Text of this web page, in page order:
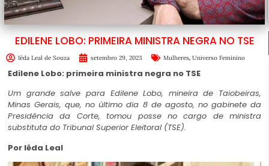
EDILENE LOBO: PRIMEIRA MINISTRA NEGRA NO TSE
Iêda Leal de Souza setembro 29, 2023 Mulheres, Universo Feminino
Edilene Lobo: primeira ministra negra no TSE
Um grande salve para Edilene Lobo, mineira de Taiobeiras,
Minas Gerais, que, no último dia 8 de agosto, no gabinete da
Presidência da Corte, tomou posse no cargo de ministra
substituta do Tribunal Superior Eleitoral (TSE).
Por Iêda Leal